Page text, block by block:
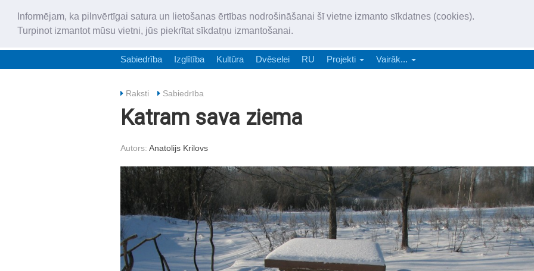
Informējam, ka pilnvērtīgai satura un lietošanas ērtības nodrošināšanai šī vietne izmanto sīkdatnes (cookies).
Turpinot izmantot mūsu vietni, jūs piekrītat sīkdatņu izmantošanai.
„Latgales Laiks” latviešu valodā aptver Daugavpils valstspilsētu,
Sabiedrība Izglītība Kultūra Dvēselei RU Projekti Vairāk...
Raksti Sabiedrība
Katram sava ziema
Autors: Anatolijs Krilovs